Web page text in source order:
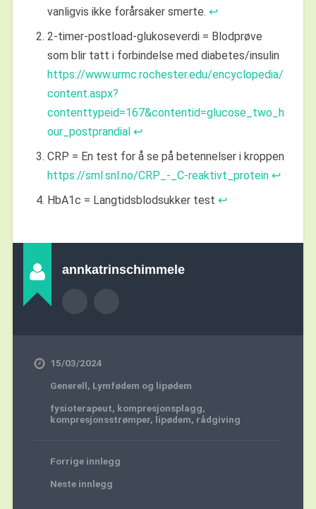
vanligvis ikke forårsaker smerte. ↩︎
2-timer-postload-glukoseverdi = Blodprøve
som blir tatt i forbindelse med diabetes/insulin
https://www.urmc.rochester.edu/encyclopedia/
content.aspx?
contenttypeid=167&contentid=glucose_two_h
our_postprandial ↩︎
CRP = En test for å se på betennelser i kroppen
https://sml.snl.no/CRP_-_C-reaktivt_protein ↩︎
HbA1c = Langtidsblodsukker test ↩︎
annkatrinschimmele
15/03/2024
Generell, Lymfødem og lipødem
fysioterapeut, kompresjonsplagg,
kompresjonsstrømper, lipødem, rådgiving
Forrige innlegg
Neste innlegg